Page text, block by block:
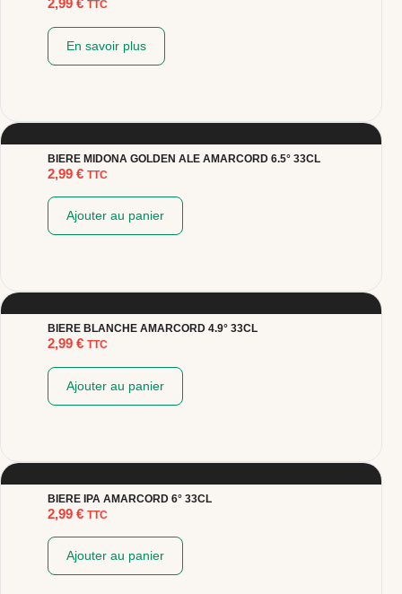
2,99 € TTC
En savoir plus
BIERE MIDONA GOLDEN ALE AMARCORD 6.5° 33CL
2,99 € TTC
Ajouter au panier
BIERE BLANCHE AMARCORD 4.9° 33CL
2,99 € TTC
Ajouter au panier
BIERE IPA AMARCORD 6° 33CL
2,99 € TTC
Ajouter au panier